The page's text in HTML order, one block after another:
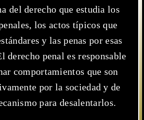
del derecho que estudia los
los actos típicos que
y las penas por esas
derecho penal es responsable
comportamientos que son
por la sociedad y de
para desalentarlos.